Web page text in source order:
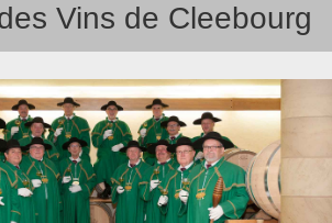
Vins de Cleebourg